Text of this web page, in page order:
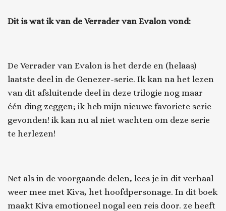
Dit is wat ik van de Verrader van Evalon vond:
De Verrader van Evalon is het derde en (helaas)
laatste deel in de Genezer-serie. Ik kan na het lezen
van dit afsluitende deel in deze trilogie nog maar
één ding zeggen; ik heb mijn nieuwe favoriete serie
gevonden! ik kan nu al niet wachten om deze serie
te herlezen!
Net als in de voorgaande delen, lees je in dit verhaal
weer mee met Kiva, het hoofdpersonage. In dit boek
maakt Kiva emotioneel nogal een reis door. ze heeft